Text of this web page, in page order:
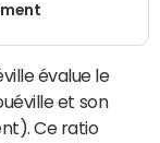
évalue le
et son
Ce ratio